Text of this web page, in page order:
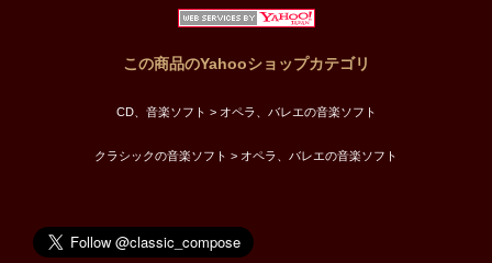
この商品のYahooショップカテゴリ
CD、音楽ソフト > オペラ、バレエの音楽ソフト
クラシックの音楽ソフト > オペラ、バレエの音楽ソフト